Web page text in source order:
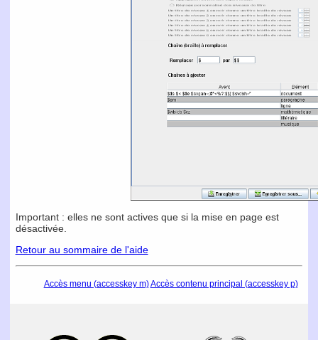
Important : elles ne sont actives que si la mise en page est
désactivée.
Retour au sommaire de l'aide
Accès menu (accesskey m)Accès contenu principal (accesskey p)